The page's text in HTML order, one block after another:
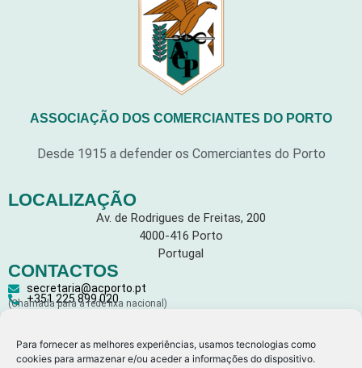
Para fornecer as melhores experiências, usamos tecnologias como
cookies para armazenar e/ou aceder a informações do dispositivo.
ASSOCIAÇÃO DOS COMERCIANTES DO PORTO
Desde 1915 a defender os Comerciantes do Porto
LOCALIZAÇÃO
Av. de Rodrigues de Freitas, 200
4000-416 Porto
Portugal
CONTACTOS
secretaria@acporto.pt
+351 225 899 020
(Chamada para a rede fixa nacional)
LEGAL